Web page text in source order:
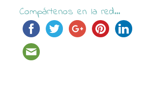
Compártenos en la red...